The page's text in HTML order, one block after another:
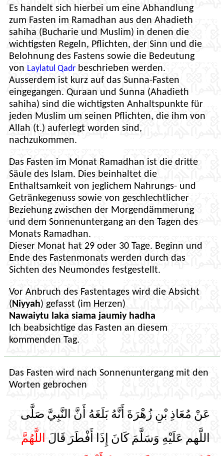
Es handelt sich hierbei um eine Abhandlung
zum Fasten im Ramadhan aus den Ahadieth
sahiha (Bucharie und Muslim) in denen die
wichtigsten Regeln, Pflichten, der Sinn und die
Belohnung des Fastens sowie die Bedeutung
von Laylatul Qadr beschrieben werden.
Ausserdem ist kurz auf das Sunna-Fasten
eingegangen. Quraan und Sunna (Ahadieth
sahiha) sind die wichtigsten Anhaltspunkte für
jeden Muslim um seinen Pflichten, die ihm von
Allah (t.) auferlegt worden sind,
nachzukommen.
Das Fasten im Monat Ramadhan ist die dritte
Säule des Islam. Dies beinhaltet die
Enthaltsamkeit von jeglichem Nahrungs- und
Getränkegenuss sowie von geschlechtlicher
Beziehung zwischen der Morgendämmerung
und dem Sonnenuntergang an den Tagen des
Monats Ramadhan.
Dieser Monat hat 29 oder 30 Tage. Beginn und
Ende des Fastenmonats werden durch das
Sichten des Neumondes festgestellt.
Vor Anbruch des Fastentages wird die Absicht
(Niyyah) gefasst (im Herzen)
Nawaiytu laka siama jaumiy hadha
Ich beabsichtige das Fasten an diesem
kommenden Tag.
Das Fasten wird nach Sonnenuntergang mit den
Worten gebrochen
عَنْ مُعَاذِ بْنِ زُهْرَةَ أَنَّهُ بَلَغَهُ أَنَّ النَّبِيَّ صَلَّى
اللَّهم عَلَيْهِ وَسَلَّمَ كَانَ إِذَا أَفْطَرَ قَالَ اللَّهُمَّ